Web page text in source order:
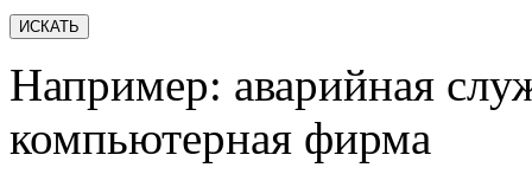
Например: аварийная
компьютерная фирма